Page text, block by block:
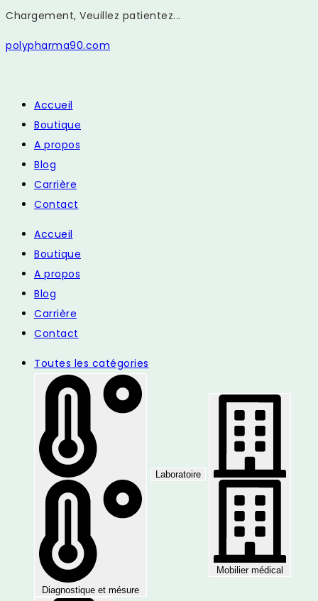
Chargement, Veuillez patientez...
Skip
polypharma90.com
Accueil
Boutique
A propos
Blog
Carrière
Contact
Accueil
Boutique
A propos
Blog
Carrière
Contact
Toutes les catégories
Diagnostique et mésure
Laboratoire
Mobilier médical